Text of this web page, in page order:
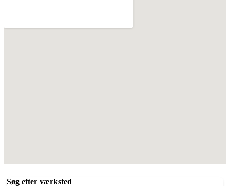
Søg efter værksted